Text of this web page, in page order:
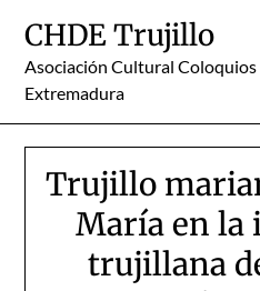
content
CHDE Trujillo
Asociación Cultural
Extremadura
Trujillo
María en la
trujillana